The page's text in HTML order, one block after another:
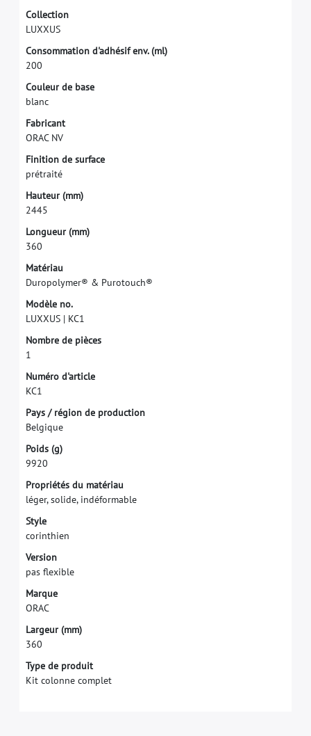
Collection
LUXXUS
Consommation d'adhésif env. (ml)
200
Couleur de base
blanc
Fabricant
ORAC NV
Finition de surface
prétraité
Hauteur (mm)
2445
Longueur (mm)
360
Matériau
Duropolymer® & Purotouch®
Modèle no.
LUXXUS | KC1
Nombre de pièces
1
Numéro d'article
KC1
Pays / région de production
Belgique
Poids (g)
9920
Propriétés du matériau
léger, solide, indéformable
Style
corinthien
Version
pas fexible
Marque
ORAC
Largeur (mm)
360
Type de produit
Kit colonne complet